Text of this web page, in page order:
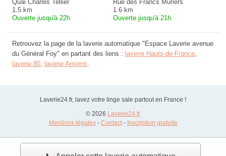
Quai Charles Tellier
1.5 km
Ouverte jusqu'à 22h
Rue des Francs Mûriers
1.6 km
Ouverte jusqu'à 21h
Retrouvez la page de la laverie automatique "Espace Laverie avenue
du Général Foy" en partant des liens : laverie Hauts-de-France
laverie 80
laverie Amiens
Laverie24.fr, lavez votre linge sale partout en France !
© 2026 Laverie24.fr
Mentions légales- Contact- Inscription gratuite